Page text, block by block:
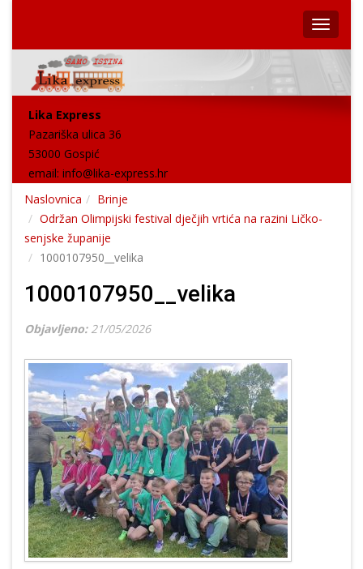
Lika Express
Pazariška ulica 36
53000 Gospić
email: info@lika-express.hr
Naslovnica
Brinje
Održan Olimpijski festival dječjih vrtića na razini Ličko-
senjske županije
1000107950__velika
1000107950__velika
Objavljeno: 21/05/2026